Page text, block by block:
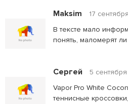
Maksim
17
В тексте мало
понять, маломерят
Сергей
5
Vapor Pro White
теннисные